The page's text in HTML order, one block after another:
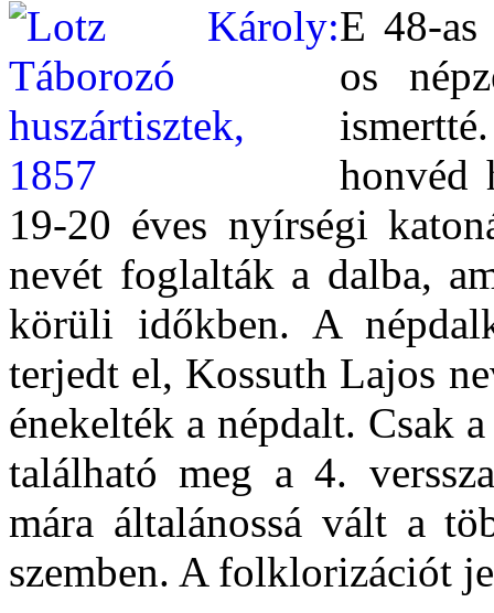
E 48-
os
honvéd
19-20 éves nyírségi
nevét foglalták a dalba,
körüli időkben. A
terjedt el, Kossuth Lajos
énekelték a népdalt. Csak
található meg a 4.
mára általánossá vált a
szemben. A folklorizációt